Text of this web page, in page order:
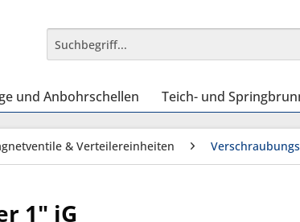
und Anbohrschellen Teich- und
& Verteilereinheiten
1" iG